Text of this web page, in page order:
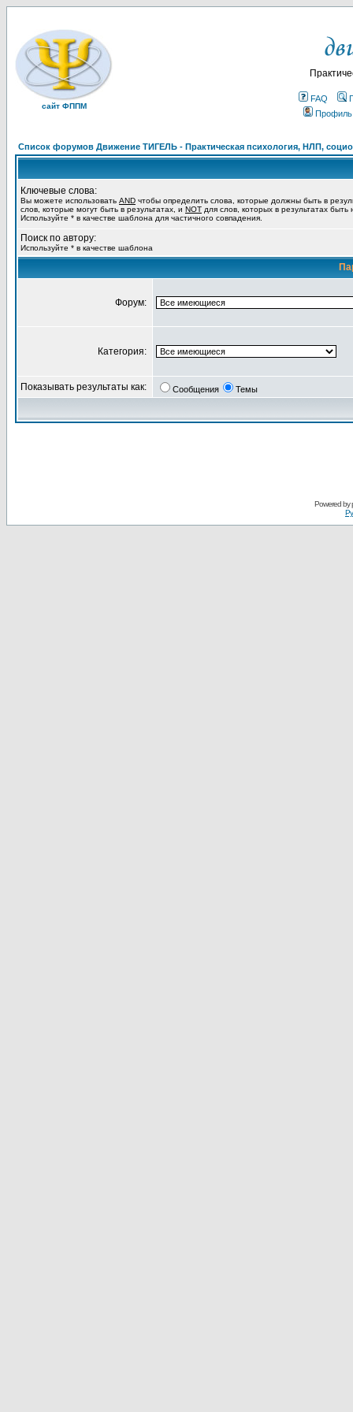
сайт ФППМ
FAQ
Профиль
Список форумов Движение ТИГЕЛЬ - Практическая психология, НЛП,
Ключевые слова:
Вы можете использовать AND чтобы определить слова, которые должны быть в
слов, которые могут быть в результатах, и NOT для слов, которых в результатах
Используйте * в качестве шаблона для частичного совпадения.
Поиск по автору:
Используйте * в качестве шаблона
Форум:
Категория:
Показывать результаты как: Сообщения Темы
Powered by